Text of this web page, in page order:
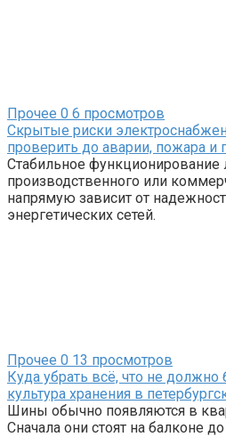
Прочее 0 6 просмотров
Скрытые риски
проверить до аварии, пожара и
Стабильное функционирование
производственного или
напрямую зависит от
энергетических сетей.
Прочее 0 13 просмотров
Куда убрать всё, что не должно
культура хранения в
Шины обычно появляются в
Сначала они стоят на балконе